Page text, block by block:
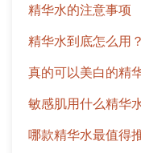
精华水的注意事项
精华水到底怎么用
真的可以美白的精
敏感肌用什么精华
哪款精华水最值得